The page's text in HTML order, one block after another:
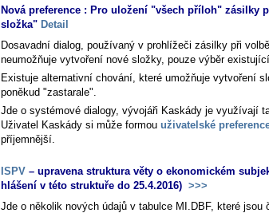
Nová preference : Pro uložení "všech příloh" zásilky
složka" Detail
Dosavadní dialog, používaný v prohlížeči zásilky při volbě
neumožňuje vytvoření nové složky, pouze výběr existující.
Existuje alternativní chování, které umožňuje vytvoření
poněkud "zastarale".
Jde o systémové dialogy, vývojáři Kaskády je využívají
Uživatel Kaskády si může formou uživatelské
příjemnější.
ISPV – upravena struktura věty o ekonomickém
hlášení v této struktuře do 25.4.2016) >>>
Jde o několik nových údajů v tabulce MI.DBF, které jsou